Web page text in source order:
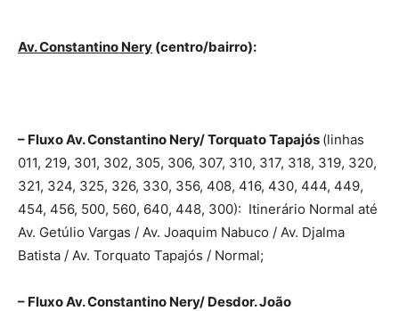
Av. Constantino Nery (centro/bairro):
– Fluxo Av. Constantino Nery/ Torquato Tapajós (linhas
011, 219, 301, 302, 305, 306, 307, 310, 317, 318, 319, 320,
321, 324, 325, 326, 330, 356, 408, 416, 430, 444, 449,
454, 456, 500, 560, 640, 448, 300): Itinerário Normal até
Av. Getúlio Vargas / Av. Joaquim Nabuco / Av. Djalma
Batista / Av. Torquato Tapajós / Normal;
– Fluxo Av. Constantino Nery/ Desdor. João